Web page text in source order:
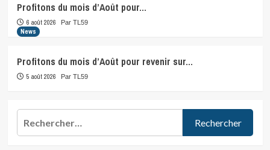
Profitons du mois d’Août pour…
6 août 2026 Par TL59
News
Profitons du mois d’Août pour revenir sur…
5 août 2026 Par TL59